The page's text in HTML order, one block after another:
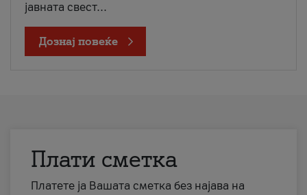
јавната свест...
Дознај повеќе
Плати сметка
Платете ја Вашата сметка без најава на